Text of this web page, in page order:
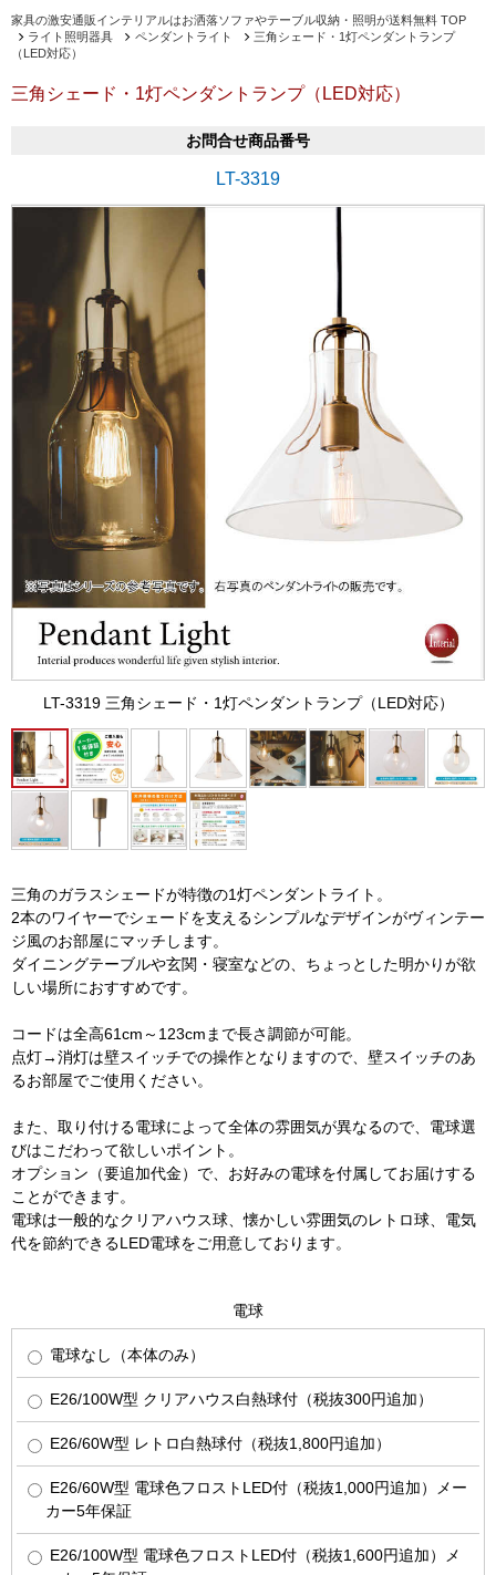
家具の激安通販インテリアルはお洒落ソファやテーブル収納・照明が送料無料 TOP
ライト照明器具
ペンダントライト
三角シェード・1灯ペンダントランプ
（LED対応）
三角シェード・1灯ペンダントランプ（LED対応）
お問合せ商品番号
LT-3319
LT-3319 三角シェード・1灯ペンダントランプ（LED対応）
三角のガラスシェードが特徴の1灯ペンダントライト。
2本のワイヤーでシェードを支えるシンプルなデザインがヴィンテー
ジ風のお部屋にマッチします。
ダイニングテーブルや玄関・寝室などの、ちょっとした明かりが欲
しい場所におすすめです。
コードは全高61cm～123cmまで長さ調節が可能。
点灯→消灯は壁スイッチでの操作となりますので、壁スイッチのあ
るお部屋でご使用ください。
また、取り付ける電球によって全体の雰囲気が異なるので、電球選
びはこだわって欲しいポイント。
オプション（要追加代金）で、お好みの電球を付属してお届けする
ことができます。
電球は一般的なクリアハウス球、懐かしい雰囲気のレトロ球、電気
代を節約できるLED電球をご用意しております。
電球
電球なし（本体のみ）
E26/100W型 クリアハウス白熱球付（税抜300円追加）
E26/60W型 レトロ白熱球付（税抜1,800円追加）
E26/60W型 電球色フロストLED付（税抜1,000円追加）メー
カー5年保証
E26/100W型 電球色フロストLED付（税抜1,600円追加）メ